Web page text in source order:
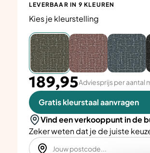
LEVERBAAR IN 9 KLEUREN
Kies je kleurstelling
189,95Adviesprijs per aantal
Gratis kleurstaal aanvragen
Vind een verkooppunt in de
Zeker weten dat je de juiste